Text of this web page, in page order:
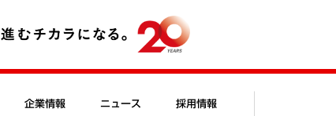
企業情報 ニュース 採用情報